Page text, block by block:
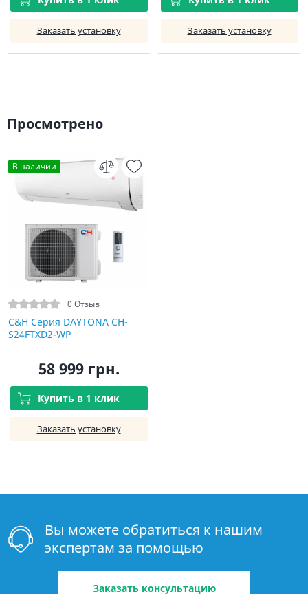
Заказать установку Заказать установку
Просмотрено
В наличии
0 Отзыв
C&H Серия DAYTONA CH-
S24FTXD2-WP
58 999 грн.
Купить в 1 клик
Заказать установку
Вы можете обратиться к нашим
экспертам за помощью
Заказать консультацию